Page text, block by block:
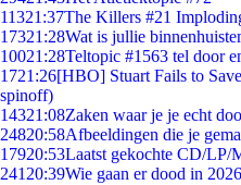
11321:37The Killers #21
17321:28Wat is jullie
10021:28Teltopic #1563 tel door
1721:26[HBO] Stuart Fails to
spinoff)
14321:08Zaken waar je je echt
24820:58Afbeeldingen die je
17920:53Laatst gekochte CD/LP/
241 20:39Wie gaan er dood in